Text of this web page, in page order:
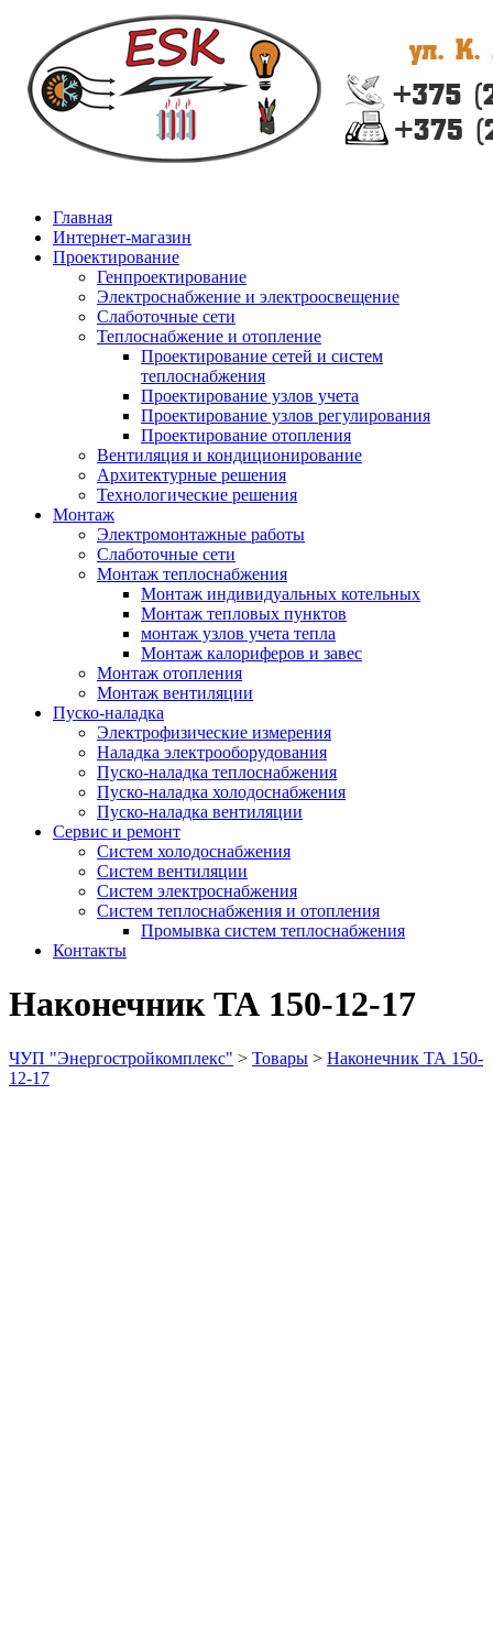
Главная
Интернет-магазин
Проектирование
Генпроектирование
Электроснабжение и электроосвещение
Слаботочные сети
Теплоснабжение и отопление
Проектирование сетей и систем
теплоснабжения
Проектирование узлов учета
Проектирование узлов регулирования
Проектирование отопления
Вентиляция и кондиционирование
Архитектурные решения
Технологические решения
Монтаж
Электромонтажные работы
Слаботочные сети
Монтаж теплоснабжения
Монтаж индивидуальных котельных
Монтаж тепловых пунктов
монтаж узлов учета тепла
Монтаж калориферов и завес
Монтаж отопления
Монтаж вентиляции
Пуско-наладка
Электрофизические измерения
Наладка электрооборудования
Пуско-наладка теплоснабжения
Пуско-наладка холодоснабжения
Пуско-наладка вентиляции
Сервис и ремонт
Систем холодоснабжения
Систем вентиляции
Систем электроснабжения
Систем теплоснабжения и отопления
Промывка систем теплоснабжения
Контакты
Наконечник ТА 150-12-17
ЧУП "Энергостройкомплекс" > Товары > Наконечник ТА 150-
12-17